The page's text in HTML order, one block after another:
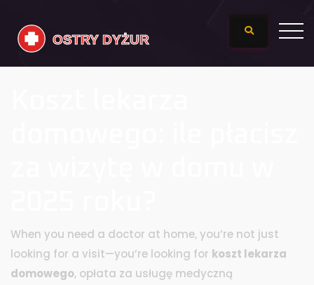
When you need a doctor at home, you’re not just
looking for a visit—you’re looking for koszt lekarza
domowego, opłata za usługę medyczną